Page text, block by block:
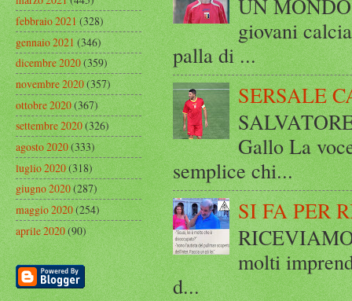
UN
giovani
palla di ...
SERSALE
Gallo La
semplice chi...
SI FA PER
molti
d...
febbraio 2021(328)
gennaio 2021(346)
dicembre 2020(359)
novembre 2020(357)
ottobre 2020(367)
settembre 2020(326)
agosto 2020(333)
luglio 2020(318)
giugno 2020(287)
maggio 2020(254)
aprile 2020(90)